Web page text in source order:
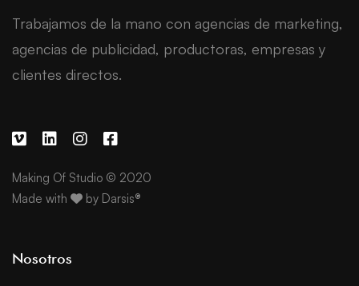
Trabajamos de la mano con agencias de marketing,
agencias de publicidad, productoras, empresas y
clientes directos.
Making Of Studio © 2020
Made with
by Darsis®
Nosotros